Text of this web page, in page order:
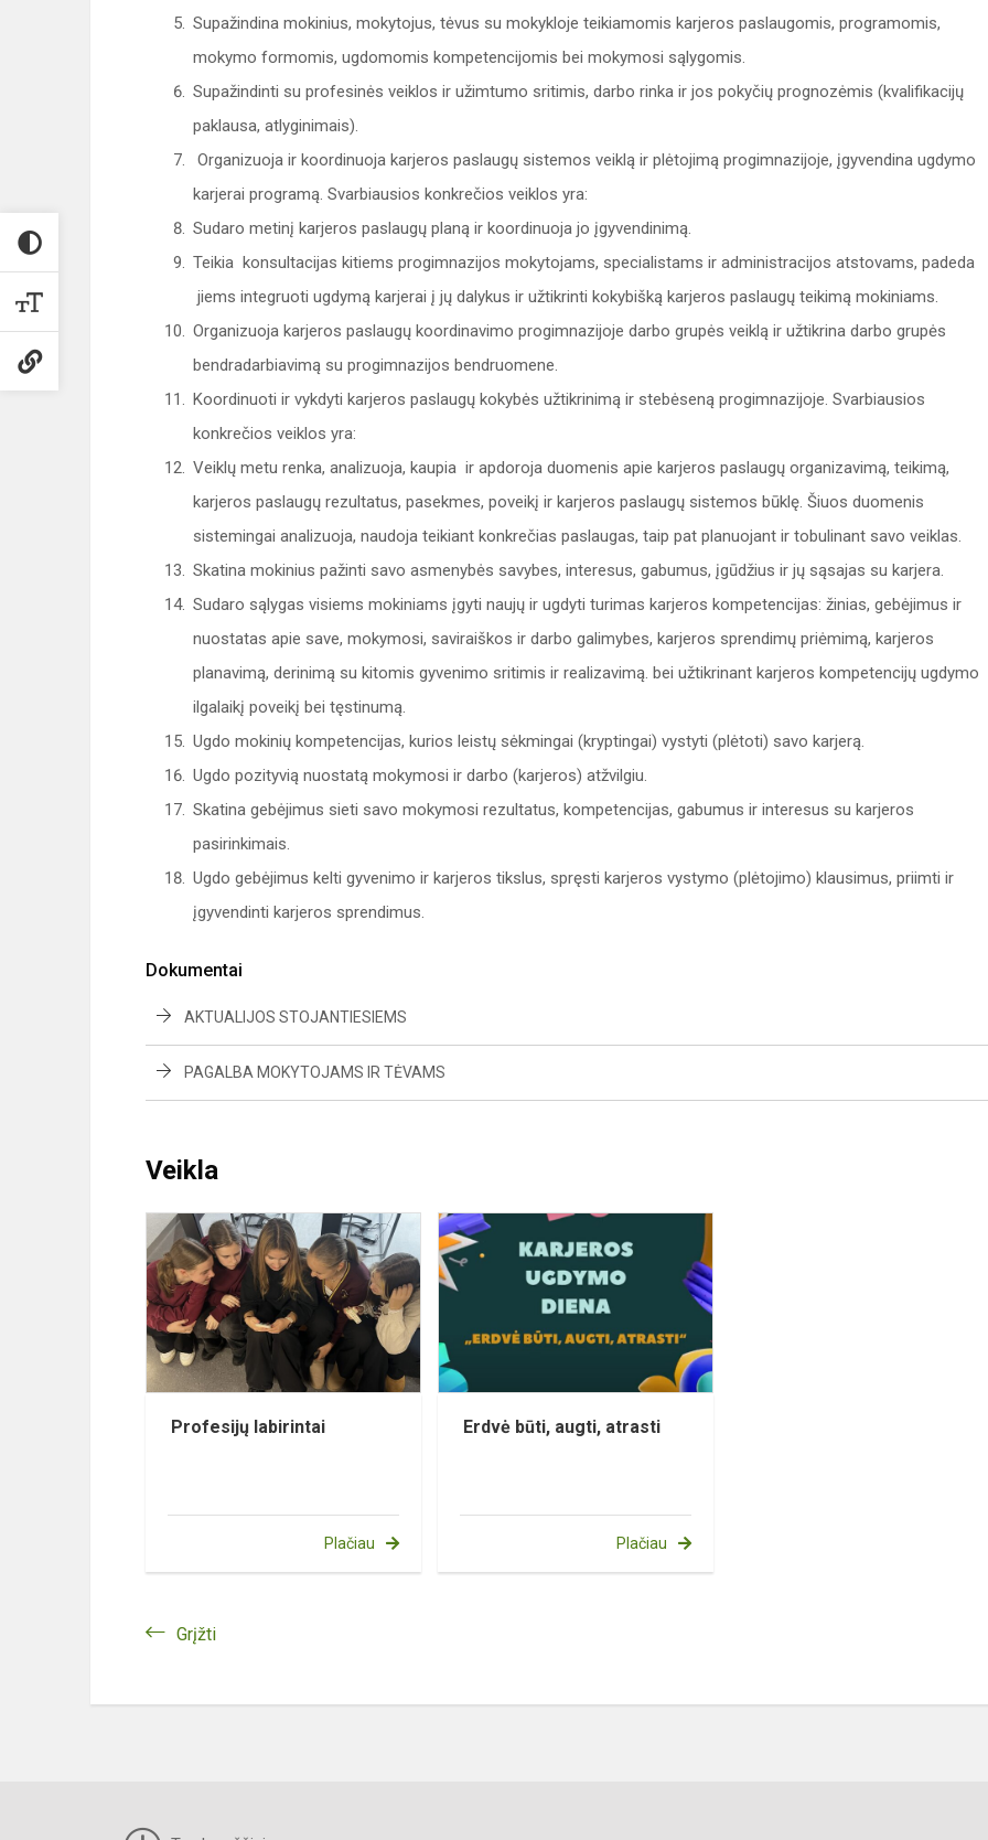
Supažindina mokinius, mokytojus, tėvus su mokykloje teikiamomis karjeros paslaugomis, programomis,
mokymo formomis, ugdomomis kompetencijomis bei mokymosi sąlygomis.
Supažindinti su profesinės veiklos ir užimtumo sritimis, darbo rinka ir jos pokyčių prognozėmis (kvalifikacijų
paklausa, atlyginimais).
Organizuoja ir koordinuoja karjeros paslaugų sistemos veiklą ir plėtojimą progimnazijoje, įgyvendina ugdymo
karjerai programą. Svarbiausios konkrečios veiklos yra:
Sudaro metinį karjeros paslaugų planą ir koordinuoja jo įgyvendinimą.
Teikia konsultacijas kitiems progimnazijos mokytojams, specialistams ir administracijos atstovams, padeda
jiems integruoti ugdymą karjerai į jų dalykus ir užtikrinti kokybišką karjeros paslaugų teikimą mokiniams.
Organizuoja karjeros paslaugų koordinavimo progimnazijoje darbo grupės veiklą ir užtikrina darbo grupės
bendradarbiavimą su progimnazijos bendruomene.
Koordinuoti ir vykdyti karjeros paslaugų kokybės užtikrinimą ir stebėseną progimnazijoje. Svarbiausios
konkrečios veiklos yra:
Veiklų metu renka, analizuoja, kaupia ir apdoroja duomenis apie karjeros paslaugų organizavimą, teikimą,
karjeros paslaugų rezultatus, pasekmes, poveikį ir karjeros paslaugų sistemos būklę. Šiuos duomenis
sistemingai analizuoja, naudoja teikiant konkrečias paslaugas, taip pat planuojant ir tobulinant savo veiklas.
Skatina mokinius pažinti savo asmenybės savybes, interesus, gabumus, įgūdžius ir jų sąsajas su karjera.
Sudaro sąlygas visiems mokiniams įgyti naujų ir ugdyti turimas karjeros kompetencijas: žinias, gebėjimus ir
nuostatas apie save, mokymosi, saviraiškos ir darbo galimybes, karjeros sprendimų priėmimą, karjeros
planavimą, derinimą su kitomis gyvenimo sritimis ir realizavimą. bei užtikrinant karjeros kompetencijų ugdymo
ilgalaikį poveikį bei tęstinumą.
Ugdo mokinių kompetencijas, kurios leistų sėkmingai (kryptingai) vystyti (plėtoti) savo karjerą.
Ugdo pozityvią nuostatą mokymosi ir darbo (karjeros) atžvilgiu.
Skatina gebėjimus sieti savo mokymosi rezultatus, kompetencijas, gabumus ir interesus su karjeros
pasirinkimais.
Ugdo gebėjimus kelti gyvenimo ir karjeros tikslus, spręsti karjeros vystymo (plėtojimo) klausimus, priimti ir
įgyvendinti karjeros sprendimus.
Dokumentai
AKTUALIJOS STOJANTIESIEMS
PAGALBA MOKYTOJAMS IR TĖVAMS
Veikla
Profesijų labirintai
Plačiau
Erdvė būti, augti, atrasti
Plačiau
Grįžti